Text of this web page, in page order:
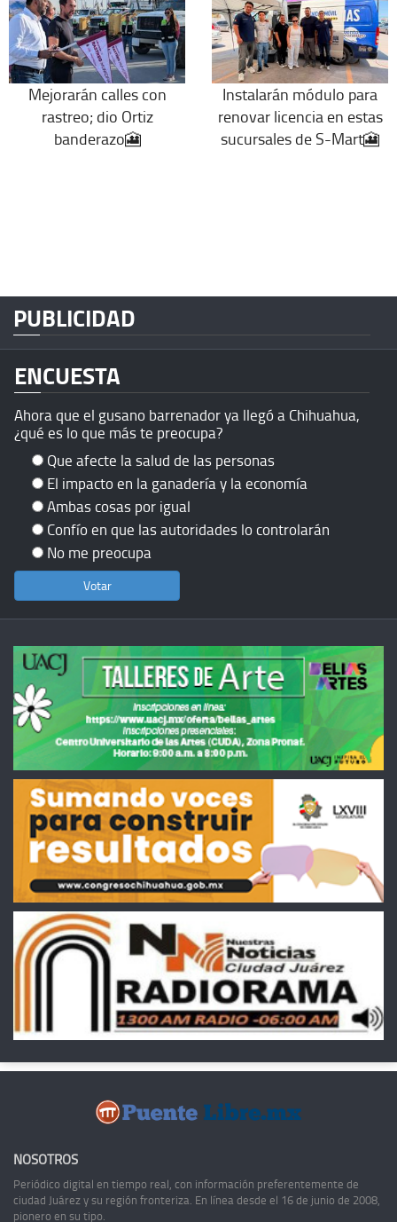
Mejorarán calles con
rastreo; dio Ortiz
banderazo🎦
Instalarán módulo para
renovar licencia en estas
sucursales de S-Mart🎦
PUBLICIDAD
ENCUESTA
Ahora que el gusano barrenador ya llegó a Chihuahua,
¿qué es lo que más te preocupa?
Que afecte la salud de las personas
El impacto en la ganadería y la economía
Ambas cosas por igual
Confío en que las autoridades lo controlarán
No me preocupa
NOSOTROS
Periódico digital en tiempo real, con información preferentemente de
ciudad Juárez y su región fronteriza. En línea desde el 16 de junio de 2008,
pionero en su tipo.